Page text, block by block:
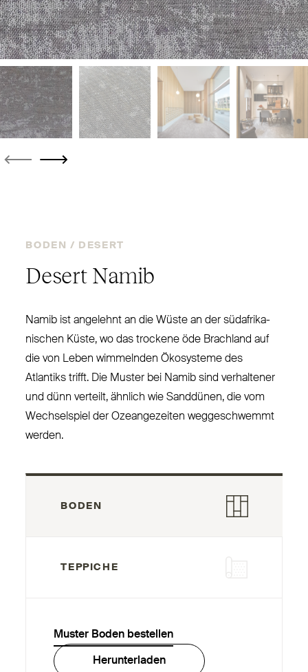
BODEN / DESERT
Desert Namib
Namib ist angelehnt an die Wüste an der süd­afri­ka­
nischen Küste, wo das trockene öde Brachland auf
die von Leben wim­melnden Öko­systeme des
Atlantiks trifft. Die Muster bei Namib sind ver­haltener
und dünn verteilt, ähnlich wie Sanddünen, die vom
Wech­selspiel der Oze­an­gezeiten weg­ge­schwemmt
werden.
BODEN
TEPPICHE
Muster Boden bestellen
Herunterladen